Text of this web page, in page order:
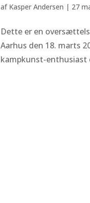
af Kasper Andersen | 27
Dette er en
Aarhus den 18. marts
kampkunst-enthusiast